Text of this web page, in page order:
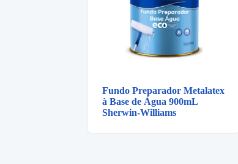
Fundo Preparador Metalatex
à Base de Água 900mL
Sherwin-Williams